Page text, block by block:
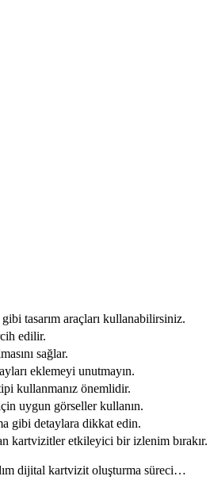
tasarım araçları kullanabilirsiniz.
edilir.
sağlar.
eklemeyi unutmayın.
kullanmanız önemlidir.
uygun görseller kullanın.
gibi detaylara dikkat edin.
kartvizitler etkileyici bir izlenim bırakır.
dijital kartvizit oluşturma süreci…